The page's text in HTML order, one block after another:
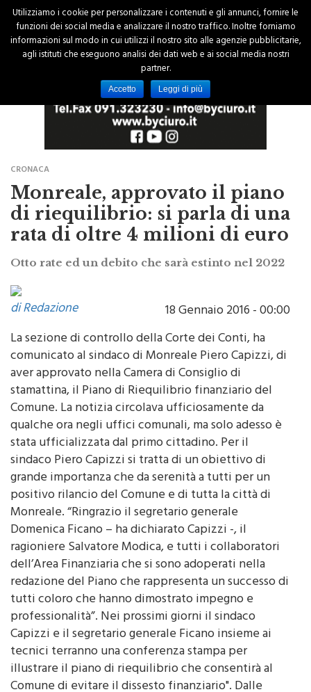
CRONACA
Monreale, approvato il piano
di riequilibrio: si parla di una
rata di oltre 4 milioni di euro
Otto rate ed un debito che sarà estinto nel 2022
di Redazione
La sezione di controllo della Corte dei Conti, ha
comunicato al sindaco di Monreale Piero Capizzi, di
aver approvato nella Camera di Consiglio di
stamattina, il Piano di Riequilibrio finanziario del
Comune. La notizia circolava ufficiosamente da
qualche ora negli uffici comunali, ma solo adesso è
stata ufficializzata dal primo cittadino. Per il
sindaco Piero Capizzi si tratta di un obiettivo di
grande importanza che da serenità a tutti per un
positivo rilancio del Comune e di tutta la città di
Monreale. “Ringrazio il segretario generale
Domenica Ficano – ha dichiarato Capizzi -, il
ragioniere Salvatore Modica, e tutti i collaboratori
dell’Area Finanziaria che si sono adoperati nella
redazione del Piano che rappresenta un successo di
tutti coloro che hanno dimostrato impegno e
professionalità”. Nei prossimi giorni il sindaco
Capizzi e il segretario generale Ficano insieme ai
tecnici terranno una conferenza stampa per
illustrare il piano di riequilibrio che consentirà al
Comune di evitare il dissesto finanziario". Dalle
prime indiscrezioni che abbiamo in nostro
Utilizziamo i cookie per personalizzare i contenuti e gli annunci, fornire le
funzioni dei social media e analizzare il nostro traffico. Inoltre forniamo
informazioni sul modo in cui utilizzi il nostro sito alle agenzie pubblicitarie,
agli istituti che eseguono analisi dei dati web e ai social media nostri
partner.
Accetto Leggi di più